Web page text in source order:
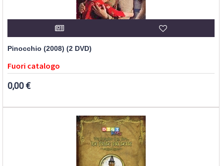
Pinocchio (2008) (2 DVD)
Fuori catalogo
0,00 €